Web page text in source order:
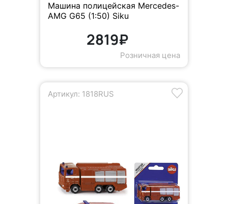
Машина полицейская Mercedes-
AMG G65 (1:50) Siku
2819₽
Розничная цена
Артикул: 1818RUS